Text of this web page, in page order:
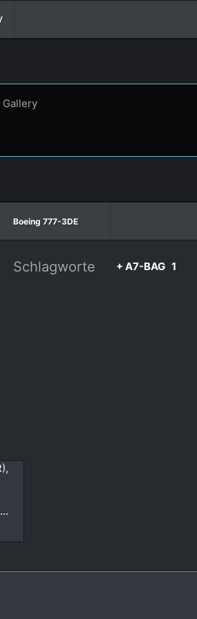
Boeing 777-3DE
Schlagworte + A7-BAG 1
A7-BAG, Boeing 777-3DE(ER), Qatar Airways